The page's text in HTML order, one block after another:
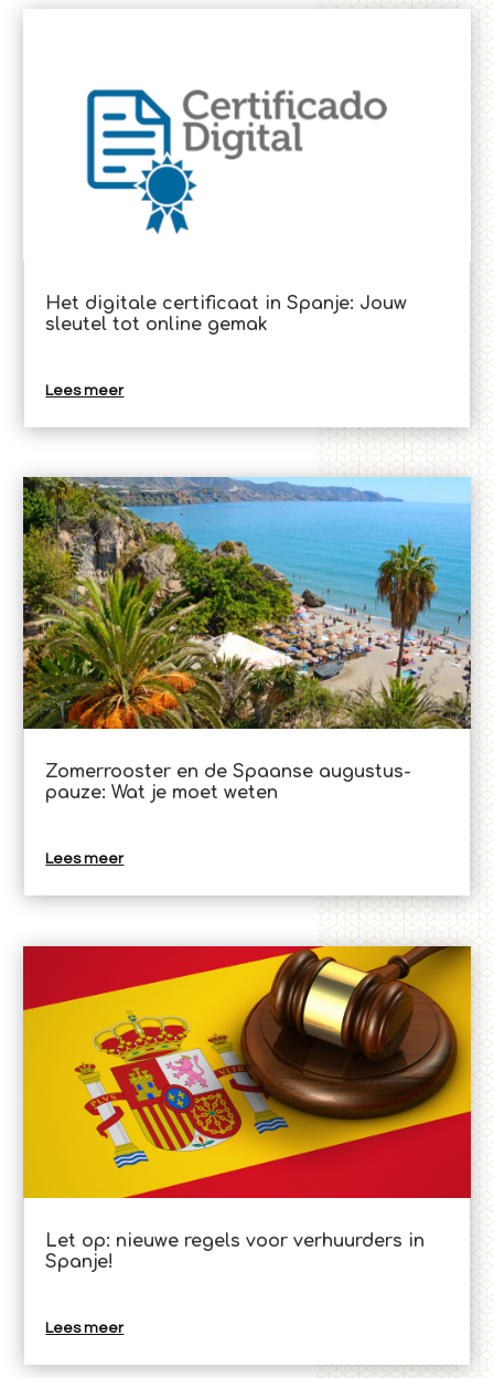
Het digitale certificaat in Spanje: Jouw
sleutel tot online gemak
Lees meer
Zomerrooster en de Spaanse augustus-
pauze: Wat je moet weten
Lees meer
Let op: nieuwe regels voor verhuurders in
Spanje!
Lees meer